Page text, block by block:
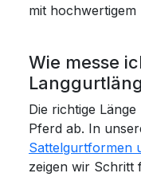
mit
Wie messe
Die richtige
Pferd ab. In
Sattelgurtformen
zeigen wir Schritt